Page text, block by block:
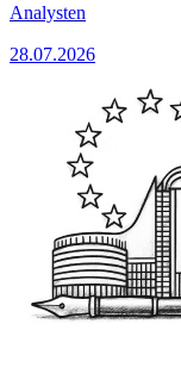
Analysten
28.07.2026